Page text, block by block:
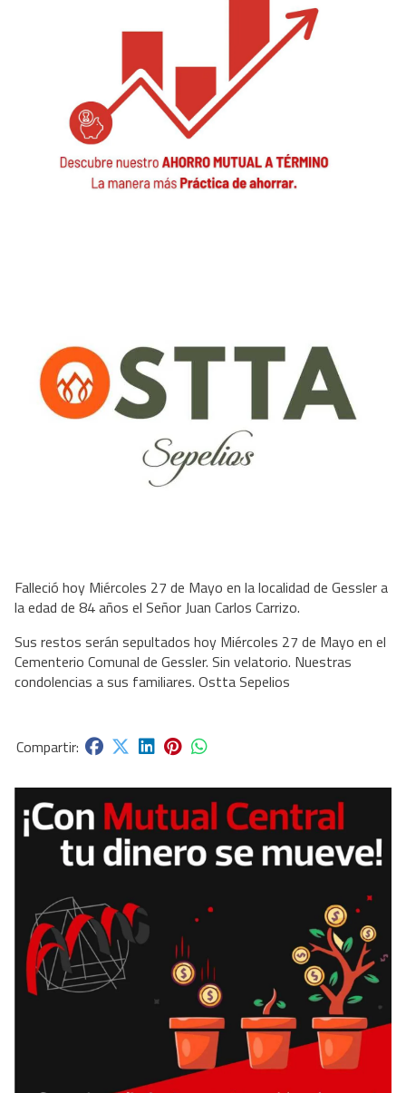
Falleció hoy Miércoles 27 de Mayo en la localidad de Gessler a
la edad de 84 años el Señor Juan Carlos Carrizo.
Sus restos serán sepultados hoy Miércoles 27 de Mayo en el
Cementerio Comunal de Gessler. Sin velatorio. Nuestras
condolencias a sus familiares. Ostta Sepelios